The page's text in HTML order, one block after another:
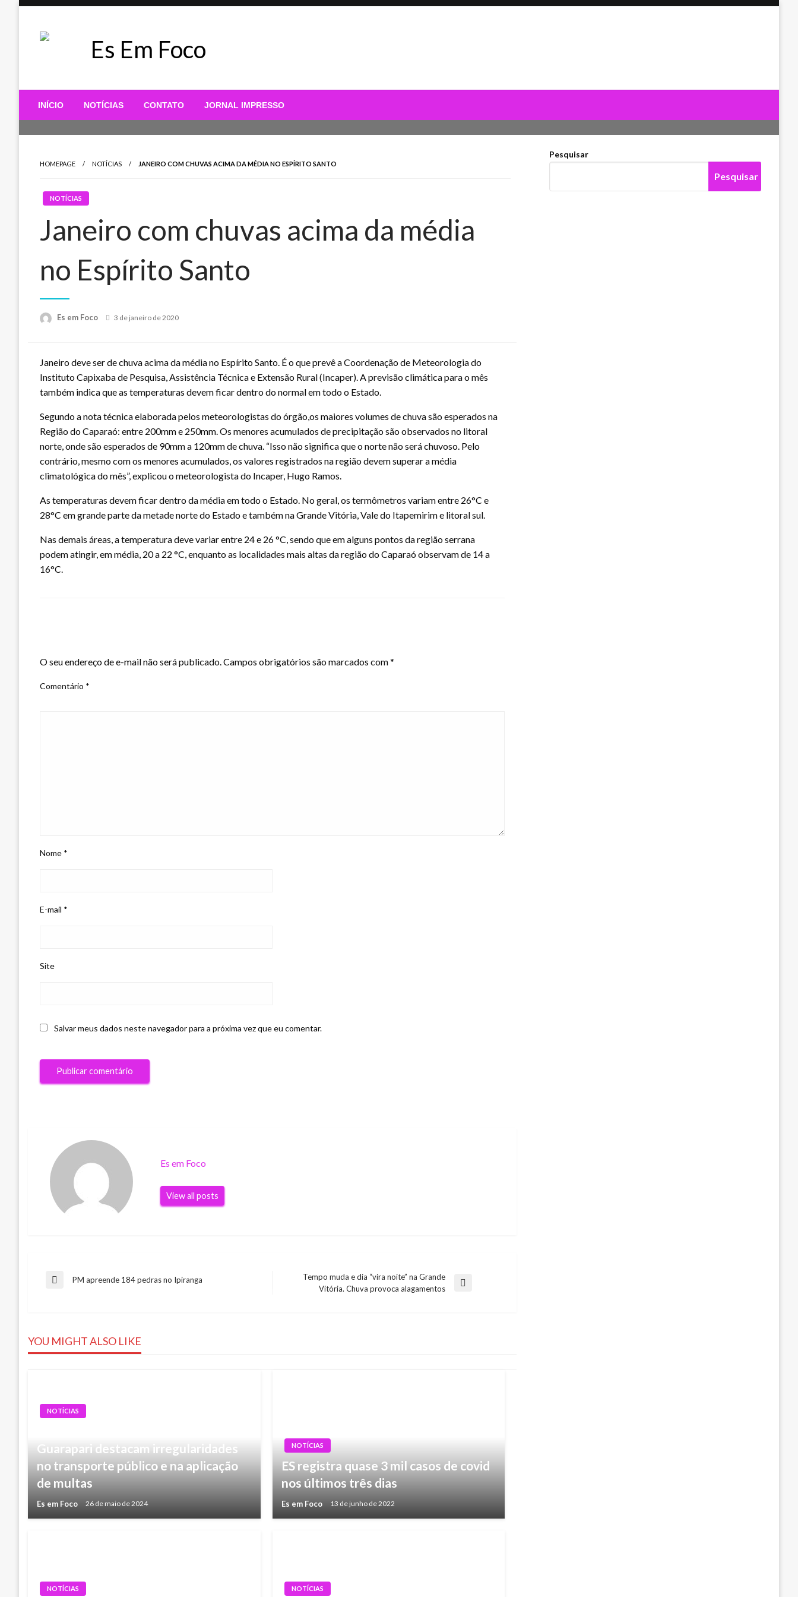
Es Em Foco
INÍCIO NOTÍCIAS CONTATO JORNAL IMPRESSO
HOMEPAGE NOTÍCIAS JANEIRO COM CHUVAS ACIMA DA MÉDIA NO ESPÍRITO SANTO
NOTÍCIAS
Janeiro com chuvas acima da média
no Espírito Santo
Es em Foco
Posted
3 de janeiro de 2020
Janeiro deve ser de chuva acima da média no Espírito Santo. É o que prevê a Coordenação de Meteorologia do
Instituto Capixaba de Pesquisa, Assistência Técnica e Extensão Rural (Incaper). A previsão climática para o mês
também indica que as temperaturas devem ficar dentro do normal em todo o Estado.
Segundo a nota técnica elaborada pelos meteorologistas do órgão,os maiores volumes de chuva são esperados na
Região do Caparaó: entre 200mm e 250mm. Os menores acumulados de precipitação são observados no litoral
norte, onde são esperados de 90mm a 120mm de chuva. “Isso não significa que o norte não será chuvoso. Pelo
contrário, mesmo com os menores acumulados, os valores registrados na região devem superar a média
climatológica do mês”, explicou o meteorologista do Incaper, Hugo Ramos.
As temperaturas devem ficar dentro da média em todo o Estado. No geral, os termômetros variam entre 26°C e
28°C em grande parte da metade norte do Estado e também na Grande Vitória, Vale do Itapemirim e litoral sul.
Nas demais áreas, a temperatura deve variar entre 24 e 26 °C, sendo que em alguns pontos da região serrana
podem atingir, em média, 20 a 22 °C, enquanto as localidades mais altas da região do Caparaó observam de 14 a
16°C.
O seu endereço de e-mail não será publicado.Campos obrigatórios são marcados com*
Comentário *
Nome *
E-mail *
Site
Salvar meus dados neste navegador para a próxima vez que eu comentar.
Es em Foco
View all posts
Navegação
Post
Previous
PM apreende 184 pedras no Ipiranga
Tempo muda e dia “vira noite” na Grande
Vitória. Chuva provoca alagamentos
YOU MIGHT ALSO LIKE
NOTÍCIAS
Guarapari destacam irregularidades
no transporte público e na aplicação
de multas
Es em Foco 26 de maio de 2024
NOTÍCIAS
ES registra quase 3 mil casos de covid
nos últimos três dias
Es em Foco 13 de junho de 2022
NOTÍCIAS NOTÍCIAS
Pesquisar
Pesquisar